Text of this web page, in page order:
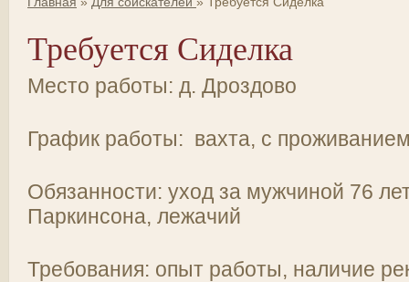
Требуется Сиделка
Место работы: д. Дроздово
График работы: вахта, с
Обязанности: уход за мужчиной 76
Паркинсона, лежачий
Требования: опыт работы, наличие